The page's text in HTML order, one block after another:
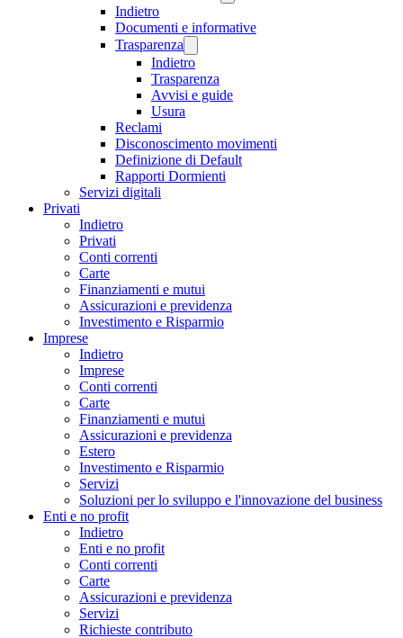
Indietro
Documenti e informative
Trasparenza
Indietro
Trasparenza
Avvisi e guide
Usura
Reclami
Disconoscimento movimenti
Definizione di Default
Rapporti Dormienti
Servizi digitali
Privati
Indietro
Privati
Conti correnti
Carte
Finanziamenti e mutui
Assicurazioni e previdenza
Investimento e Risparmio
Imprese
Indietro
Imprese
Conti correnti
Carte
Finanziamenti e mutui
Assicurazioni e previdenza
Estero
Investimento e Risparmio
Servizi
Soluzioni per lo sviluppo e l'innovazione del business
Enti e no profit
Indietro
Enti e no profit
Conti correnti
Carte
Assicurazioni e previdenza
Servizi
Richieste contributo